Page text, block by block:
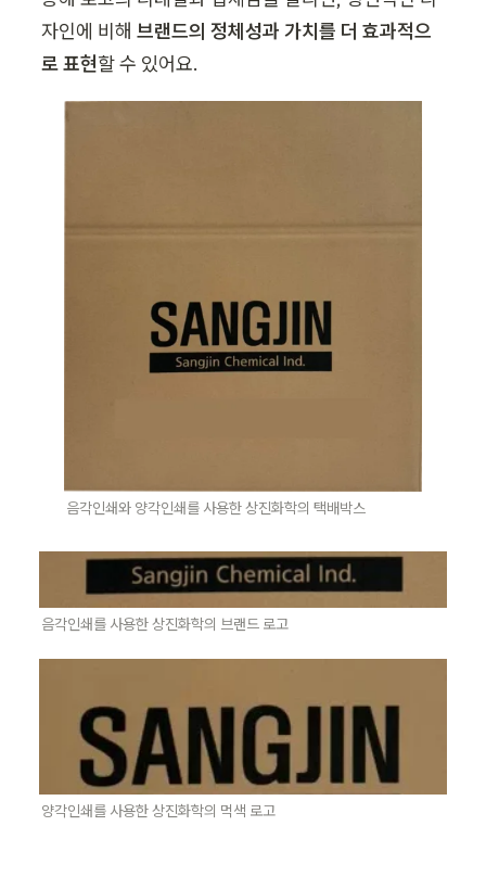
자인에 비해 브랜드의 정체성과 가치를 더 효과적으
로 표현할 수 있어요.
음각인쇄와 양각인쇄를 사용한 상진화학의 택배박스
음각인쇄를 사용한 상진화학의 브랜드 로고
양각인쇄를 사용한 상진화학의 먹색 로고